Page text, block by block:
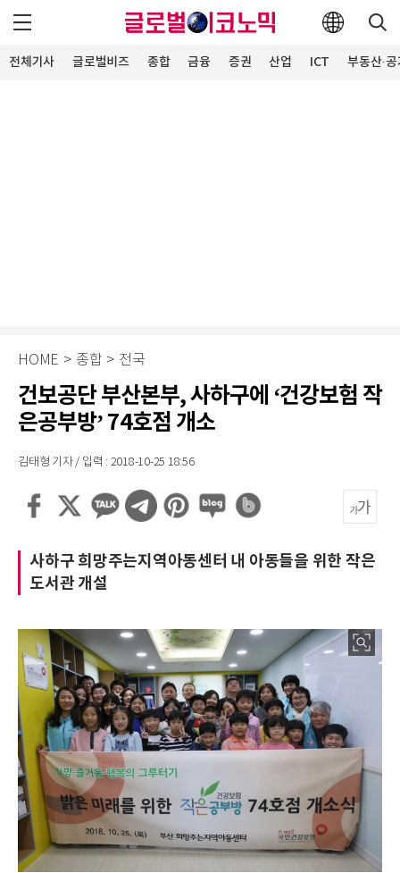
전체기사 글로벌비즈 종합 금융 증권 산업 ICT 부동산·
HOME > 종합 > 전국
건보공단 부산본부, 사하구에 ‘건강보험 작
은공부방’ 74호점 개소
김태형 기자 / 입력 : 2018-10-25 18:56
사하구 희망주는지역아동센터 내 아동들을 위한 작은
도서관 개설